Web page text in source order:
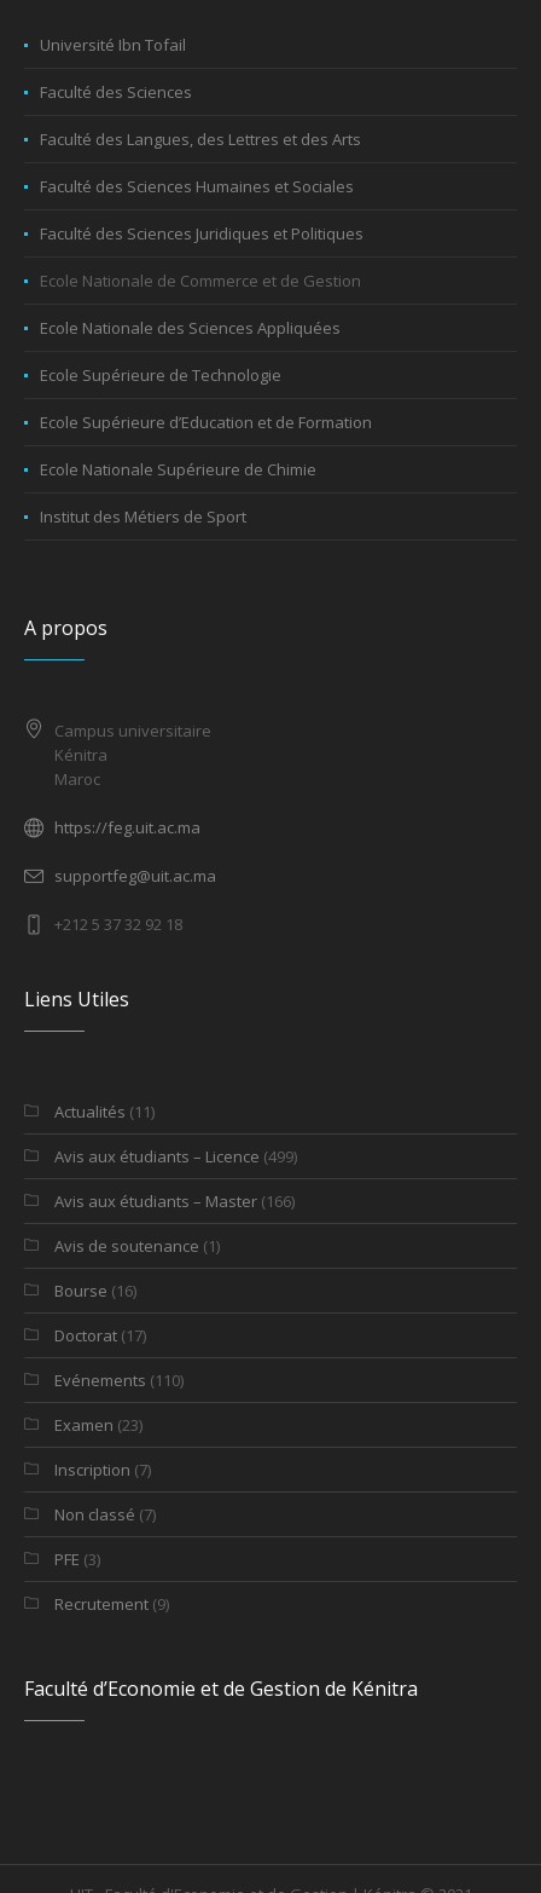
Université Ibn Tofail
Faculté des Sciences
Faculté des Langues, des Lettres et des Arts
Faculté des Sciences Humaines et Sociales
Faculté des Sciences Juridiques et Politiques
Ecole Nationale de Commerce et de Gestion
Ecole Nationale des Sciences Appliquées
Ecole Supérieure de Technologie
Ecole Supérieure d’Education et de Formation
Ecole Nationale Supérieure de Chimie
Institut des Métiers de Sport
A propos
Campus universitaire
Kénitra
Maroc
https://feg.uit.ac.ma
supportfeg@uit.ac.ma
+212 5 37 32 92 18
Liens Utiles
Actualités (11)
Avis aux étudiants – Licence (499)
Avis aux étudiants – Master (166)
Avis de soutenance (1)
Bourse (16)
Doctorat (17)
Evénements (110)
Examen (23)
Inscription (7)
Non classé (7)
PFE (3)
Recrutement (9)
Faculté d’Economie et de Gestion de Kénitra